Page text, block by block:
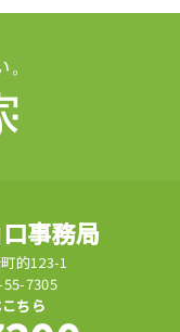
口事務局
的123-1
55-7305
ちら